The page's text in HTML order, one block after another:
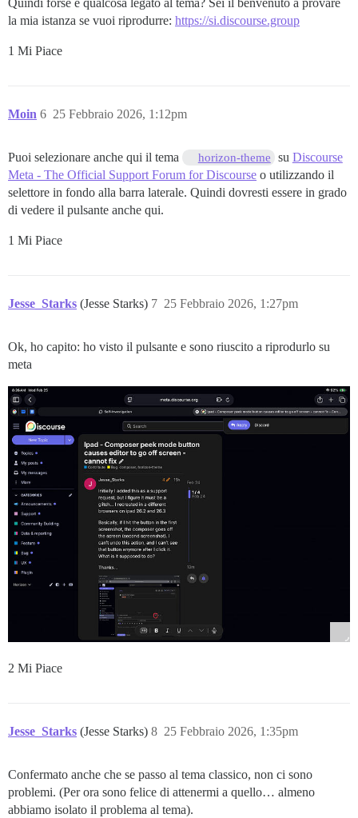
la mia istanza se vuoi riprodurre: https://si.discourse.group
1 Mi Piace
Moin 25 Febbraio 2026, 1:12pm
6
Puoi selezionare anche qui il tema horizon-theme su Discourse
Meta - The Official Support Forum for Discourse o utilizzando il
selettore in fondo alla barra laterale. Quindi dovresti essere in grado
di vedere il pulsante anche qui.
1 Mi Piace
Jesse_Starks (Jesse Starks) 25 Febbraio 2026, 1:27pm
7
Ok, ho capito: ho visto il pulsante e sono riuscito a riprodurlo su
meta
2 Mi Piace
Jesse_Starks (Jesse Starks) 25 Febbraio 2026, 1:35pm
8
Confermato anche che se passo al tema classico, non ci sono
problemi. (Per ora sono felice di attenermi a quello… almeno
abbiamo isolato il problema al tema).